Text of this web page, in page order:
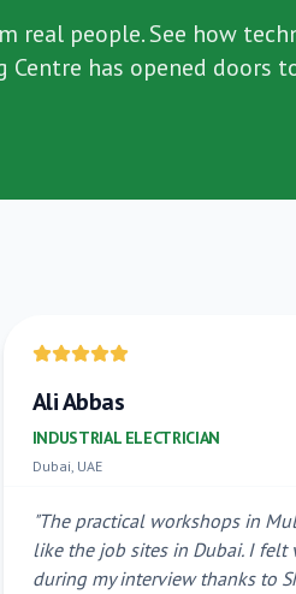
real people. See how
Centre has opened doors
Ali Abbas
INDUSTRIAL ELECTRICIAN
Dubai, UAE
"The practical workshops in
like the job sites in Dubai. I felt
during my interview thanks to